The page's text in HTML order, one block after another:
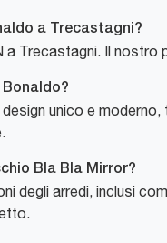
a Trecastagni?
Trecastagni. Il nostro
unico e
Bla Bla Mirror?
degli arredi, inclusi